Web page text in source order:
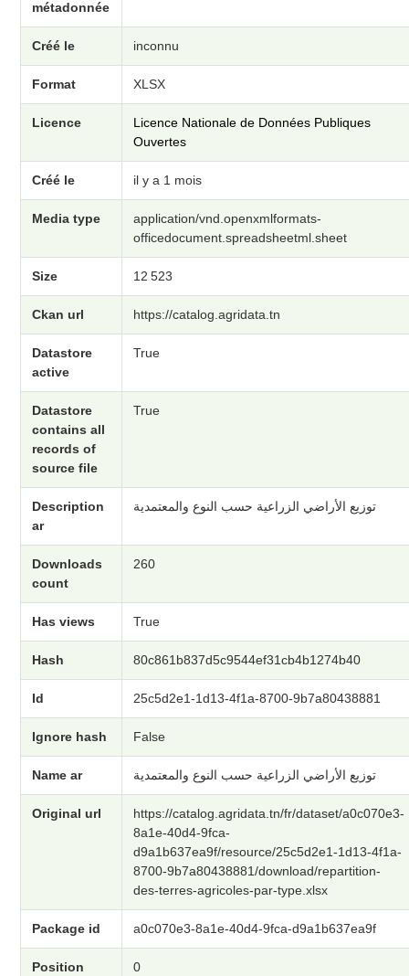
métadonnée
Créé le inconnu
Format XLSX
Licence
Licence Nationale de Données Publiques
Ouvertes
Créé le il y a 1 mois
Media type
application/vnd.openxmlformats-
officedocument.spreadsheetml.sheet
Size 12 523
Ckan url https://catalog.agridata.tn
Datastore
active
True
Datastore
contains all
records of
source file
True
Description
ar
توزيع الأراضي الزراعية حسب النوع والمعتمدية
Downloads
count
260
Has views True
Hash 80c861b837d5c9544ef31cb4b1274b40
Id 25c5d2e1-1d13-4f1a-8700-9b7a80438881
Ignore hash False
Name ar توزيع الأراضي الزراعية حسب النوع والمعتمدية
Original url
https://catalog.agridata.tn/fr/dataset/a0c070e3-
8a1e-40d4-9fca-
d9a1b637ea9f/resource/25c5d2e1-1d13-4f1a-
8700-9b7a80438881/download/repartition-
des-terres-agricoles-par-type.xlsx
Package id a0c070e3-8a1e-40d4-9fca-d9a1b637ea9f
Position 0